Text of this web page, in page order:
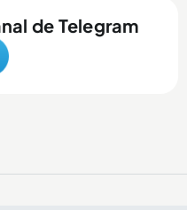
de Telegram